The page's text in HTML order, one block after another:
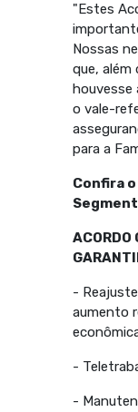
"Estes
Nossas
que, além
houvesse
o vale-
para a
Confira
ACORDO
-
aumento
-
-